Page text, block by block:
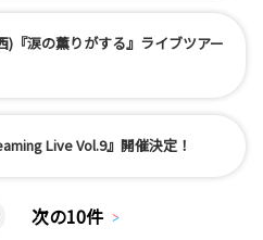
)『涙の薫りがする』ライブツアー
Live Vol.9』開催決定！
次の10件